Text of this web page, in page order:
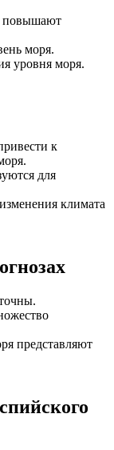
повышают
моря.
уровня моря.
к
для
климата
представляют